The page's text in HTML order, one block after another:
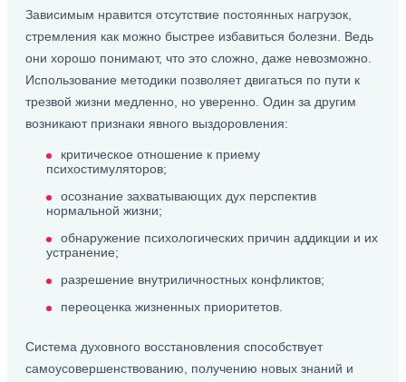
Зависимым нравится отсутствие постоянных нагрузок,
стремления как можно быстрее избавиться болезни. Ведь
они хорошо понимают, что это сложно, даже невозможно.
Использование методики позволяет двигаться по пути к
трезвой жизни медленно, но уверенно. Один за другим
возникают признаки явного выздоровления:
критическое отношение к приему
психостимуляторов;
осознание захватывающих дух перспектив
нормальной жизни;
обнаружение психологических причин аддикции и их
устранение;
разрешение внутриличностных конфликтов;
переоценка жизненных приоритетов.
Система духовного восстановления способствует
самоусовершенствованию, получению новых знаний и